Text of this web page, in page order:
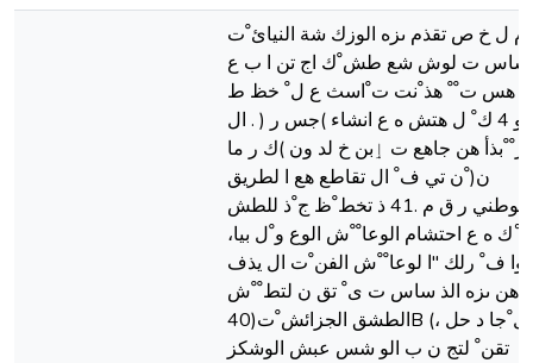
م ل خ ص تقذم ىزه الوزك شة النيائ ْت
ت لوش شع طش ْك اج تن ا ب ع
هس ت ْ ْ هذ ْنت ت ْاسث ع ل ْ خظ ط
ْلو 4 ك ْ ل هتش ه ع انشاء )جس ر ( . ال
ز ْ ْبذأ هن جاهع ت ٳبن خ لد ون )ك ر ما
ن( ْن تي ف ْ ال تقاطع هع ا لطريق
الوطني ر ق م .41 ذ تخط ْظ ج ْذ للطش
ْك ه ع احتشام الوعا ْ ْش الوع و ْل بيا،
بوا ف ْ رلك "ا لوعا ْ ْش الفن ْت ال يذف
هن ىزه الذ ساس ت ى ْ تق ن لتط ْ ْش
الطشق الجزائش ْت(40B (، إل ْجا د حل
تقن ْ لتج ن ب الو شس عبش الوشكز